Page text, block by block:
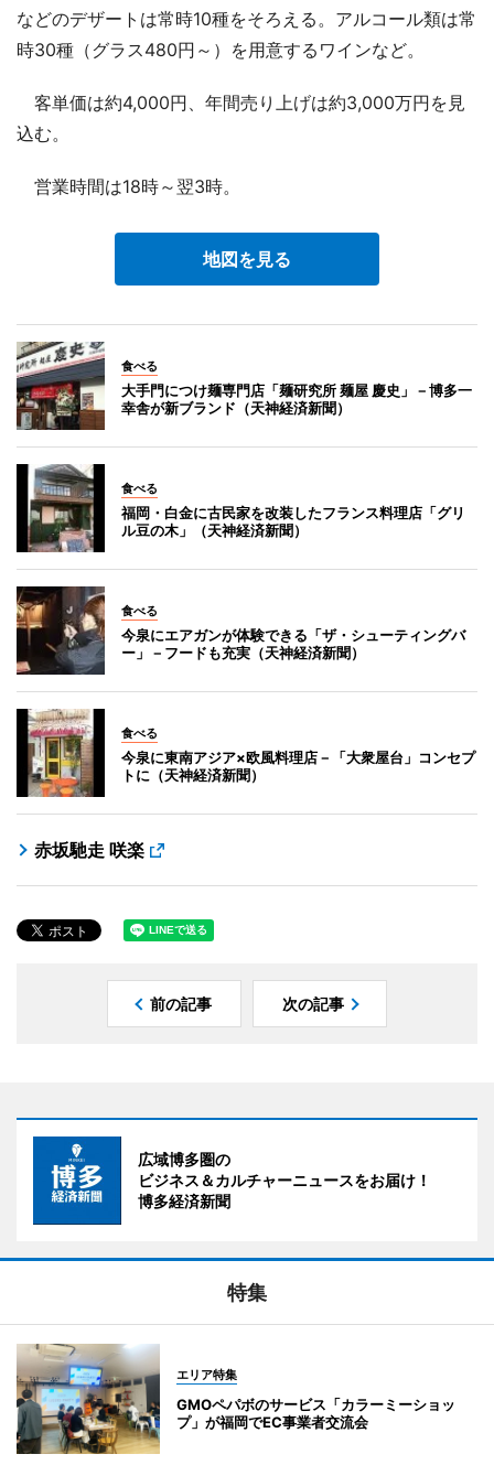
などのデザートは常時10種をそろえる。アルコール類は常
時30種（グラス480円～）を用意するワインなど。
客単価は約4,000円、年間売り上げは約3,000万円を見
込む。
営業時間は18時～翌3時。
地図を見る
食べる
大手門につけ麺専門店「麺研究所 麺屋 慶史」－博多一
幸舎が新ブランド（天神経済新聞）
食べる
福岡・白金に古民家を改装したフランス料理店「グリ
ル豆の木」（天神経済新聞）
食べる
今泉にエアガンが体験できる「ザ・シューティングバ
ー」－フードも充実（天神経済新聞）
食べる
今泉に東南アジア×欧風料理店－「大衆屋台」コンセプ
トに（天神経済新聞）
赤坂馳走 咲楽
前の記事 次の記事
広域博多圏の
ビジネス＆カルチャーニュースをお届け！
博多経済新聞
特集
エリア特集
GMOペパボのサービス「カラーミーショッ
プ」が福岡でEC事業者交流会